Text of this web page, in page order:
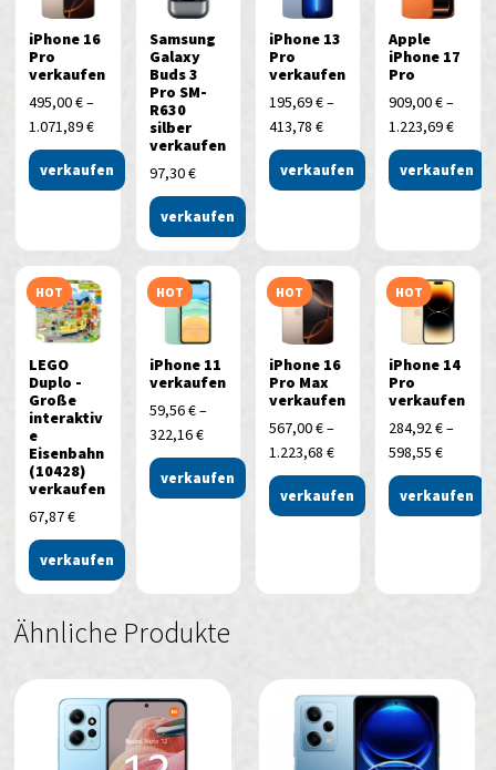
iPhone 16
Pro
verkaufen
495,00€–
1.071,89€
verkaufen
Samsung
Galaxy
Buds 3
Pro SM-
R630
silber
verkaufen
97,30€
verkaufen
iPhone 13
Pro
verkaufen
195,69€–
413,78 €
verkaufen
Apple
iPhone 17
Pro
909,00€–
1.223,69€
verkaufen
HOT
LEGO
Duplo -
Große
interaktiv
e
Eisenbahn
(10428)
verkaufen
67,87€
verkaufen
HOT
iPhone 11
verkaufen
59,56€–
322,16€
verkaufen
HOT
iPhone 16
Pro Max
verkaufen
567,00€–
1.223,68 €
verkaufen
HOT
iPhone 14
Pro
verkaufen
284,92€–
598,55€
verkaufen
Ähnliche Produkte